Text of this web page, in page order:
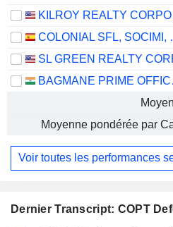
Dernier Transcript: COPT
SL GREEN REALTY
Moyenne pondérée par
Voir toutes les performances